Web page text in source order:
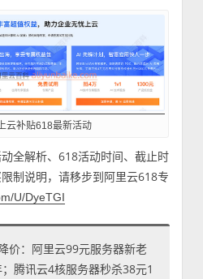
云补贴618最新活动
全解析、618活动时间、截止时
制说明，请移步到阿里云618专
U/DyeTGI
价：阿里云99元服务器新老
腾讯云4核服务器秒杀38元1